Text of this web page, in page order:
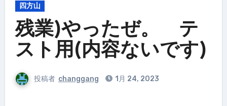
四方山
残業)やったぜ。 テ
スト用(内容ないです)
投稿者 changgang 1月 24, 2023